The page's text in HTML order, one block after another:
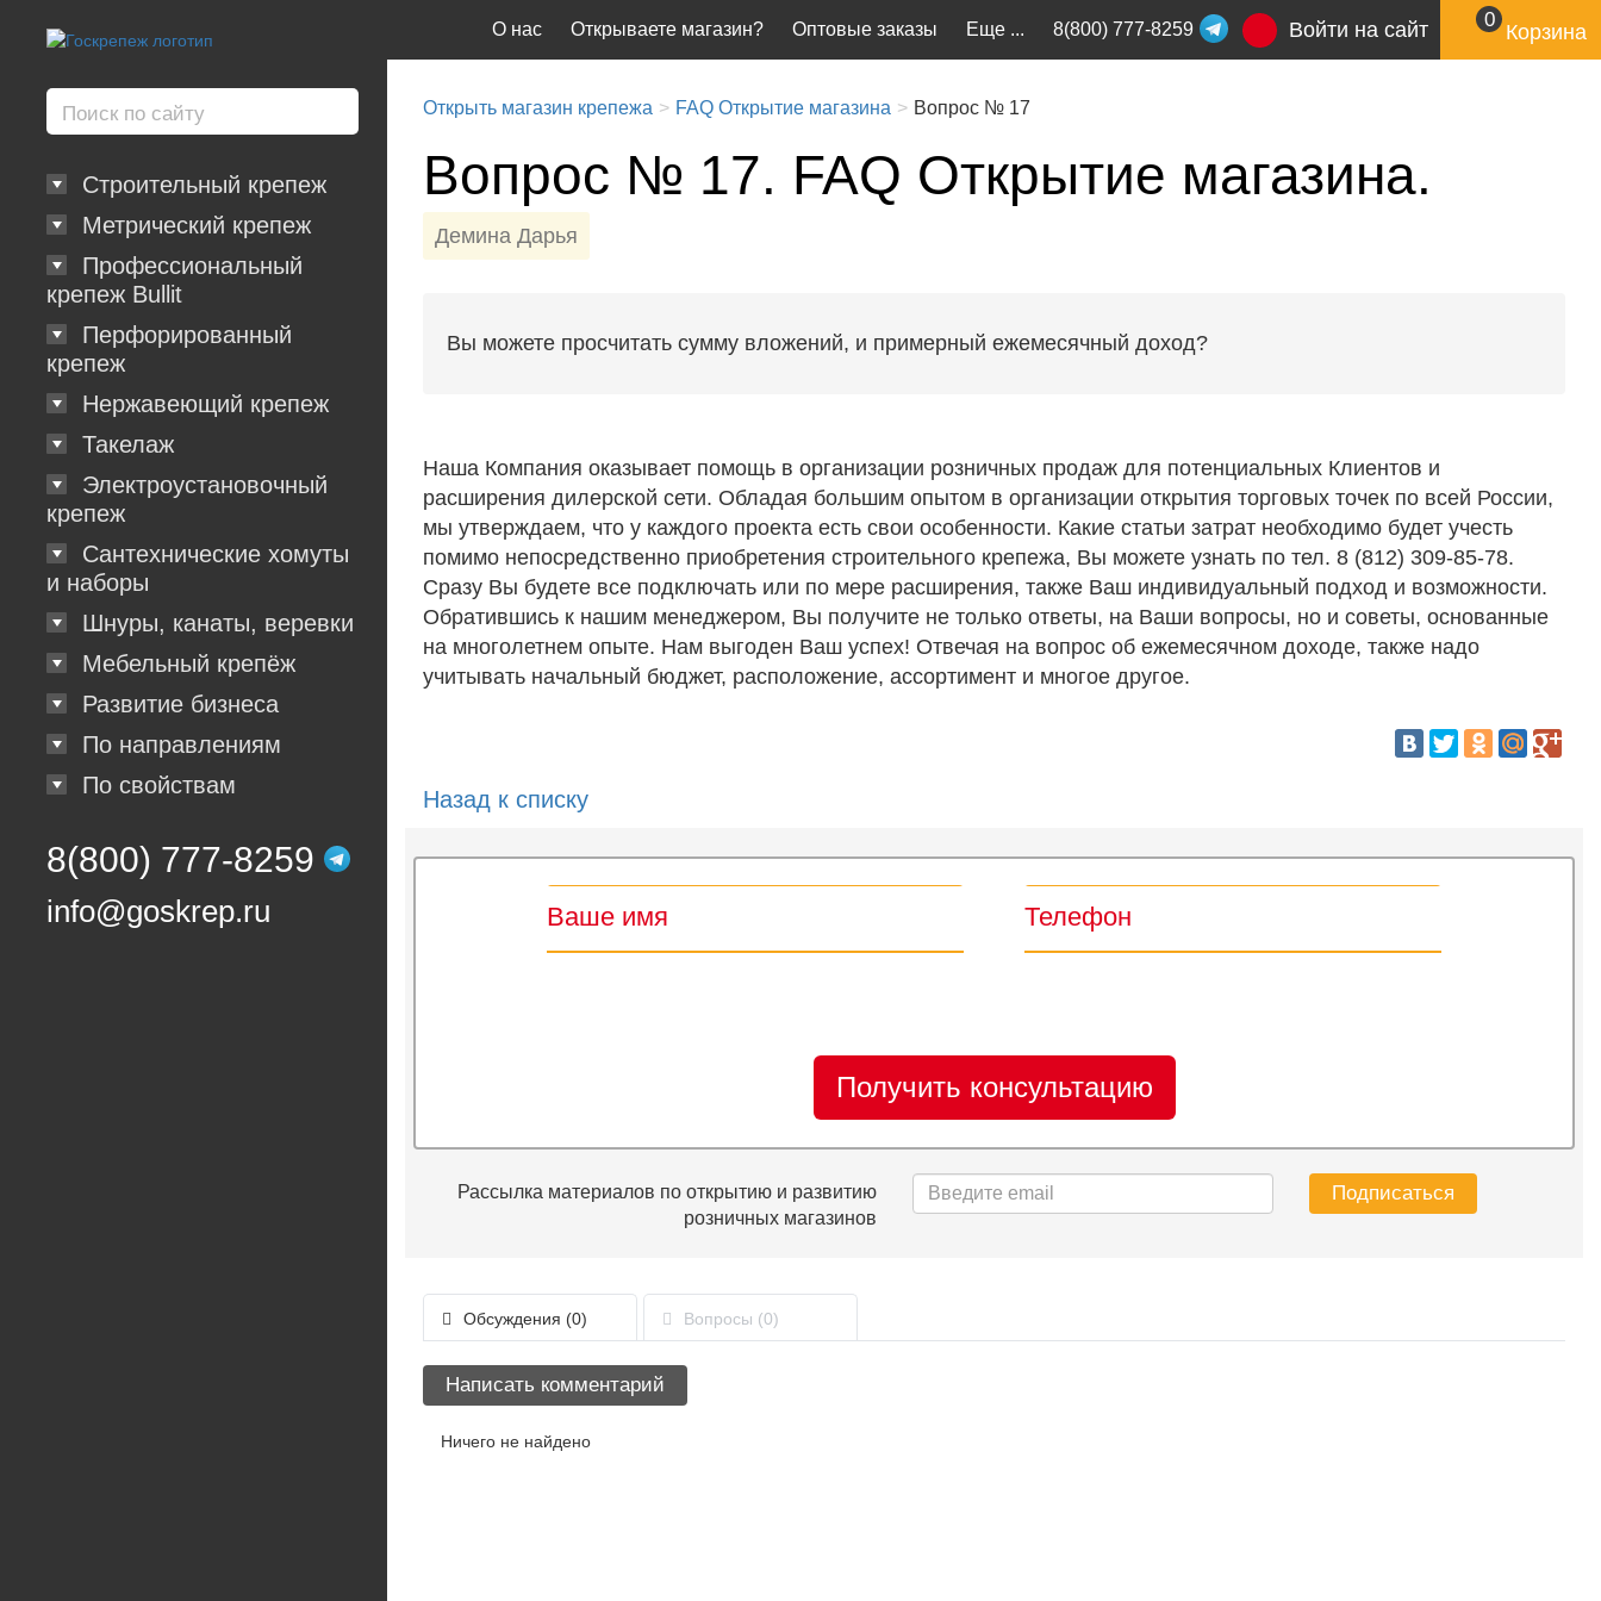
Строительный крепеж
Метрический крепеж
Профессиональный
крепеж Bullit
Перфорированный
крепеж
Нержавеющий крепеж
Такелаж
Электроустановочный
крепеж
Сантехнические хомуты
и наборы
Шнуры, канаты, веревки
Мебельный крепёж
Развитие бизнеса
По направлениям
По свойствам
8(800) 777-8259
info@goskrep.ru
Еще ...
О нас Открываете магазин? Оптовые заказы 8(800) 777-8259 Войти на сайт 0
Корзина
Открыть магазин крепежа FAQ Открытие магазина Вопрос № 17
Вопрос № 17. FAQ Открытие магазина.
Демина Дарья
Вы можете просчитать сумму вложений, и примерный ежемесячный доход?
Наша Компания оказывает помощь в организации розничных продаж для потенциальных Клиентов и
расширения дилерской сети. Обладая большим опытом в организации открытия торговых точек по всей России,
мы утверждаем, что у каждого проекта есть свои особенности. Какие статьи затрат необходимо будет учесть
помимо непосредственно приобретения строительного крепежа, Вы можете узнать по тел. 8 (812) 309-85-78.
Сразу Вы будете все подключать или по мере расширения, также Ваш индивидуальный подход и возможности.
Обратившись к нашим менеджером, Вы получите не только ответы, на Ваши вопросы, но и советы, основанные
на многолетнем опыте. Нам выгоден Ваш успех! Отвечая на вопрос об ежемесячном доходе, также надо
учитывать начальный бюджет, расположение, ассортимент и многое другое.
Назад к списку
Ваше имя Телефон
Получить консультацию
Рассылка материалов по открытию и развитию
розничных магазинов
Подписаться
Обсуждения (0) Вопросы (0)
Написать комментарий
Ничего не найдено